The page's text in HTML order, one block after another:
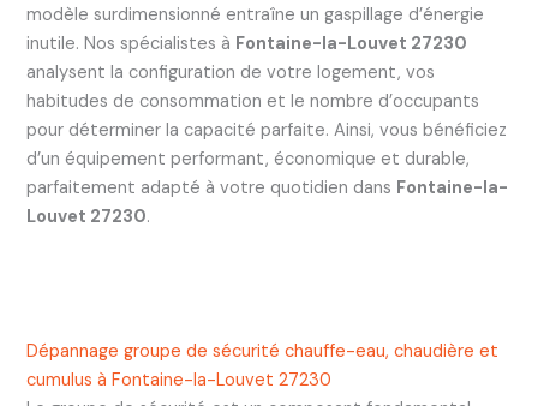
modèle surdimensionné entraîne un gaspillage d’énergie
inutile. Nos spécialistes à Fontaine-la-Louvet 27230
analysent la configuration de votre logement, vos
habitudes de consommation et le nombre d’occupants
pour déterminer la capacité parfaite. Ainsi, vous bénéficiez
d’un équipement performant, économique et durable,
parfaitement adapté à votre quotidien dans Fontaine-la-
Louvet 27230.
Dépannage groupe de sécurité chauffe-eau, chaudière et
cumulus à Fontaine-la-Louvet 27230